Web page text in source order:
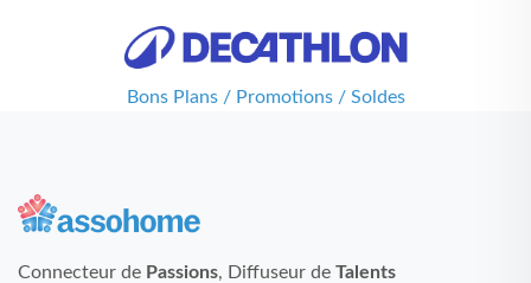
Bons Plans / Promotions / Soldes
Connecteur de Passions, Diffuseur de Talents